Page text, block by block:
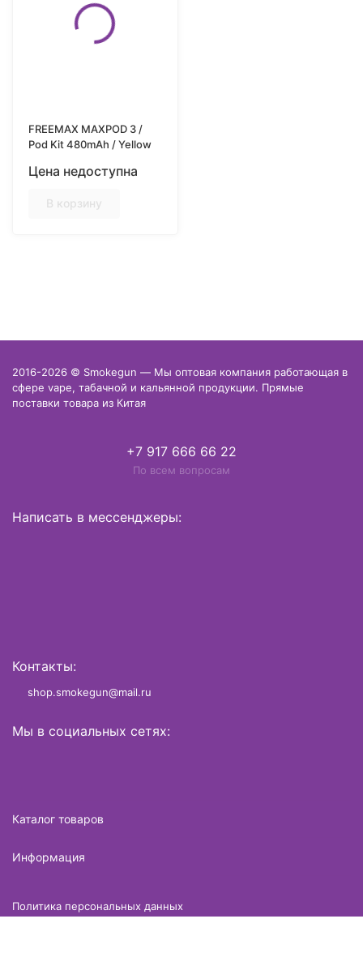
FREEMAX MAXPOD 3 /
Pod Kit 480mAh / Yellow
Цена недоступна
В корзину
2016-2026 © Smokegun — Мы оптовая компания работающая в
сфере vape, табачной и кальянной продукции. Прямые
поставки товара из Китая
+7 917 666 66 22
По всем вопросам
Написать в мессенджеры:
Контакты:
shop.smokegun@mail.ru
Мы в социальных сетях:
Каталог товаров
Информация
Политика персональных данных